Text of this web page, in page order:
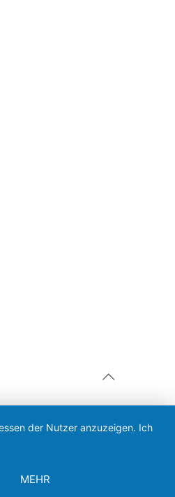
der Nutzer anzuzeigen. Ich
MEHR